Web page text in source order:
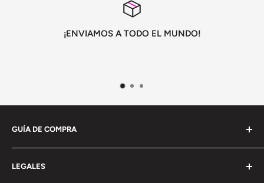
¡ENVIAMOS A TODO EL MUNDO!
GUÍA DE COMPRA
Información General
Envío
LEGALES